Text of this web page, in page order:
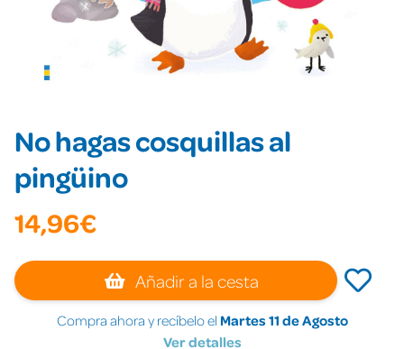
No hagas cosquillas al
pingüino
14,96€
Añadir a la cesta
Compra ahora y recíbelo el Martes 11 de Agosto
Ver detalles